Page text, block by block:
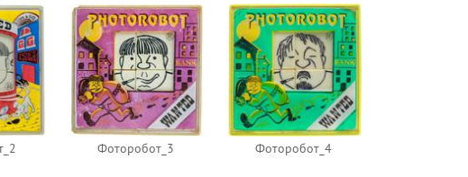
Фоторобот_3 Фоторобот_4